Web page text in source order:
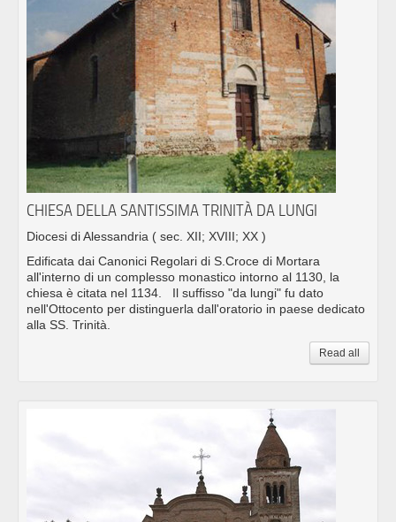
CHIESA DELLA SANTISSIMA TRINITÀ DA LUNGI
Diocesi di Alessandria ( sec. XII; XVIII; XX )
Edificata dai Canonici Regolari di S.Croce di Mortara
all'interno di un complesso monastico intorno al 1130, la
chiesa è citata nel 1134. Il suffisso "da lungi" fu dato
nell'Ottocento per distinguerla dall'oratorio in paese dedicato
alla SS. Trinità.
Read all